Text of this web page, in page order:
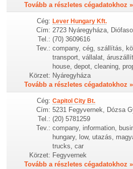
Tovább a részletes cégadatokhoz »
Cég: Lever Hungary Kft.
Cím: 2723 Nyáregyháza,
Tel.: (70) 3609616
Tev.: company, cég, szállítás,
transport, vállalat,
house, depot, cleaning,
Körzet: Nyáregyháza
Tovább a részletes cégadatokhoz »
Cég: Capitol City Bt.
Cím: 5231 Fegyvernek, Dózsa
Tel.: (20) 5781259
Tev.: company, information,
hungary, low, utazás,
trucks, car
Körzet: Fegyvernek
Tovább a részletes cégadatokhoz »